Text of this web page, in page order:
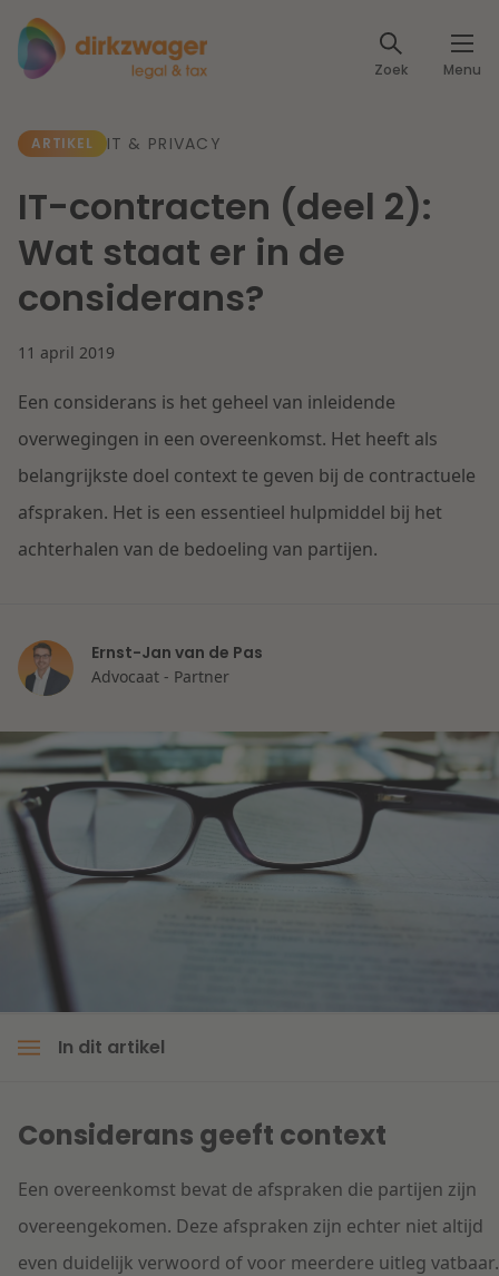
Zoek Menu
Expertises
Fiscaal
Arbeid & Pensioen
IE & Innovatie
Herstructurering & Insolventie
Zorg & Sociaal domein
Vastgoed
Overheid & Omgeving
Aanbesteding & Mededinging
Litigation
Dichtbij een toekomstbestendige zorg
Lees meer
Dichtbij de kansen en uitdagingen in de
woningbouw
Lees meer
Artikelen
Klantcases
Events
Specialisten
Over ons
Over Dirkzwager
Internationale partners
Werken bij
Contact
ARTIKEL IT & PRIVACY
IT-contracten (deel 2):
Wat staat er in de
considerans?
11 april 2019
Een considerans is het geheel van inleidende
overwegingen in een overeenkomst. Het heeft als
belangrijkste doel context te geven bij de contractuele
afspraken. Het is een essentieel hulpmiddel bij het
achterhalen van de bedoeling van partijen.
Ernst-Jan van de Pas
Advocaat - Partner
In dit artikel
Considerans geeft context
Een overeenkomst bevat de afspraken die partijen zijn
overeengekomen. Deze afspraken zijn echter niet altijd
even duidelijk verwoord of voor meerdere uitleg vatbaar.